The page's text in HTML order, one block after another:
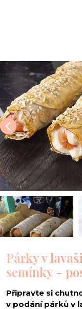
Párky v
semínky -
Připravte si
v podání párků v